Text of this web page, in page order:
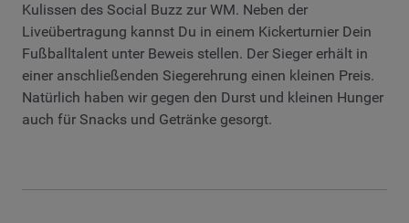
Kulissen des Social Buzz zur WM. Neben der
Liveübertragung kannst Du in einem Kickerturnier Dein
Fußballtalent unter Beweis stellen. Der Sieger erhält in
einer anschließenden Siegerehrung einen kleinen Preis.
Natürlich haben wir gegen den Durst und kleinen Hunger
auch für Snacks und Getränke gesorgt.